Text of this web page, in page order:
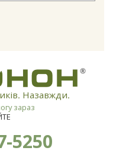
®
Назавжди.
зараз
5250